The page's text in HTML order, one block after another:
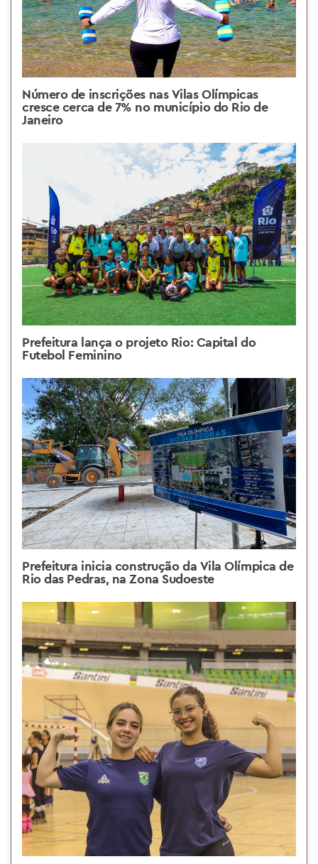
Número de inscrições nas Vilas Olímpicas
cresce cerca de 7% no município do Rio de
Janeiro
Prefeitura lança o projeto Rio: Capital do
Futebol Feminino
Prefeitura inicia construção da Vila Olímpica de
Rio das Pedras, na Zona Sudoeste